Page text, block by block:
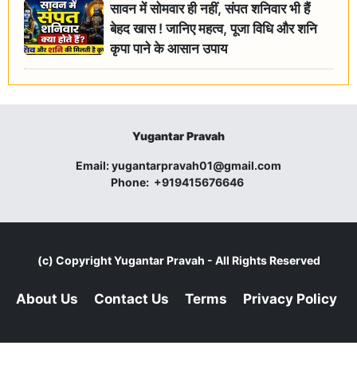
सावन में सोमवार ही नहीं, संपत शनिवार भी हैं
बेहद खास ! जानिए महत्व, पूजा विधि और शनि
कृपा पाने के आसान उपाय
Yugantar Pravah
Email:yugantarpravah01@gmail.com
Phone: +919415676646
(c) CopyrightYugantar Pravah - All Rights Reserved
About Us Contact Us Terms Privacy Policy